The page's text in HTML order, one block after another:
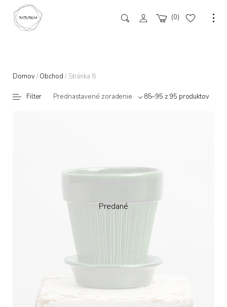
0
Domov/Obchod / Stránka 8
85–95 z 95 produktov
Prednastavené zoradenie
Filter
Predané